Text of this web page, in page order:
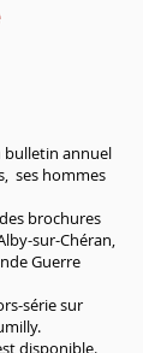
bulletin annuel
ses hommes
brochures
sur-Chéran,
Guerre
sériesur
disponible.